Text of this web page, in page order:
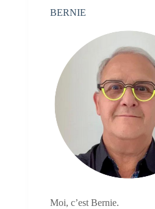
BERNIE
Moi, c’est Bernie.